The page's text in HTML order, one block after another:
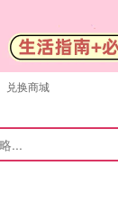
兑换商城